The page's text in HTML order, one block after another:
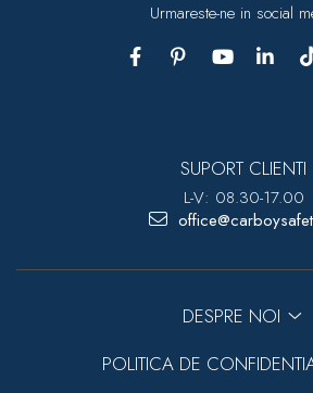
Urmareste-ne in social
SUPORT CLIENTI
L-V: 08.30-17.00
DESPRE NOI
POLITICA DE